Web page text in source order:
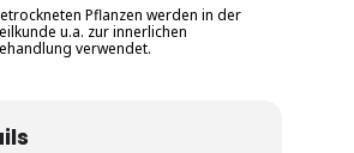
Pflanzen werden in der
u.a. zur innerlichen
verwendet.